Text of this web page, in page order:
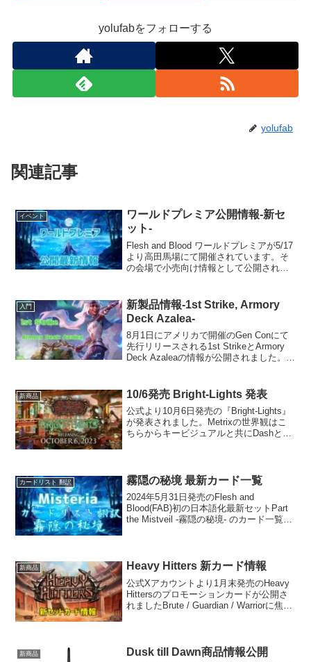
yolufabをフォローする
yolufab
関連記事
イベント
ワールドプレミア公開情報-新セ
ット-
Flesh and Blood ワールドプレミアが5/17
より高田馬場にて開催されています。そ
の会場で小売向け情報として公開されま
まとめました。小売向け情報-...
入門
新製品情報-1st Strike, Armory
Deck Azalea-
8月1日にアメリカで開催のGen Conにて
先行リリースされる1st StrikeとArmory
Deck Azaleaの情報が公開されました。
新商品 10/6発売 Bright-Lights 発表
公式より10月6日発売の『Bright-Lights』
が発表されました。Metrixの世界観はこ
ちらからキービジュアルと共にDashと新
カードリスト 翻訳 霧隠の秘境 最新カード一覧
2024年5月31日発売のFlesh and
Blood(FAB)初の日本語化最新セットPart
the Mistveil -霧隠の秘境- のカード一覧の
新商品 Heavy Hitters 新カード情報
公式Xアカウントより1月末発売のHeavy
Hittersのプロモーションカードが公開さ
れましたBrute / Guardian / Warriorに焦点
新商品 Dusk till Dawn商品情報公開